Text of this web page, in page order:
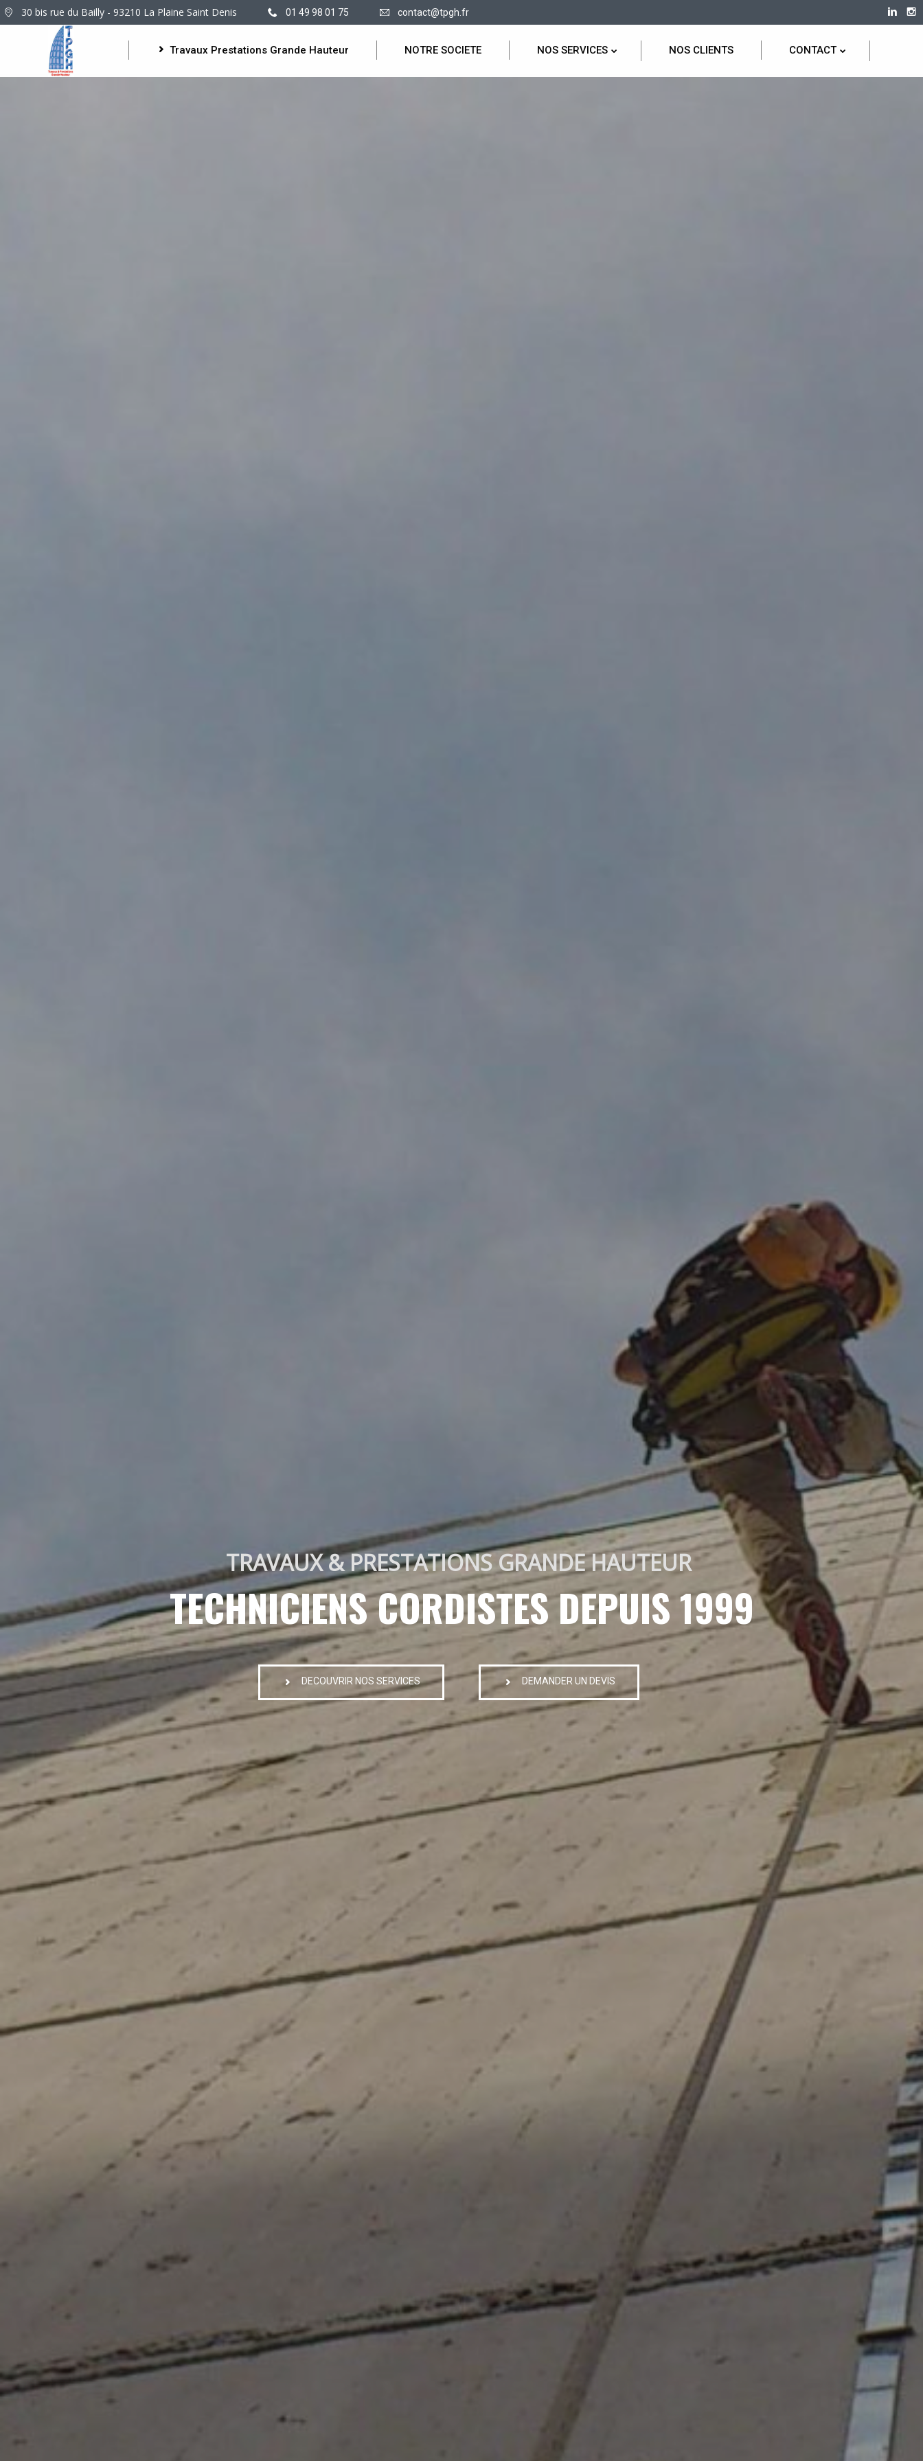
30 bis rue du Bailly - 93210 La Plaine Saint Denis 01 49 98 01 75 contact@tpgh.fr
Travaux Prestations Grande Hauteur NOTRE SOCIETE NOS SERVICES NOS CLIENTS CONTACT
TRAVAUX & PRESTATIONS GRANDE HAUTEUR
TECHNICIENS CORDISTES DEPUIS 1999
DECOUVRIR NOS SERVICES DEMANDER UN DEVIS